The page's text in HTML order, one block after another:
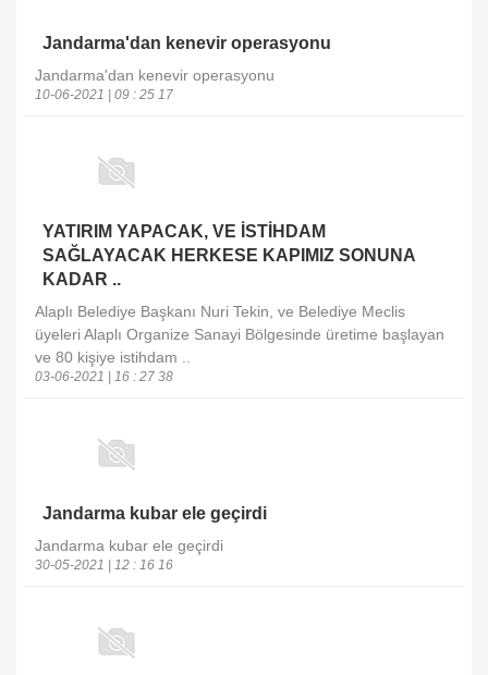
Jandarma'dan kenevir operasyonu
Jandarma'dan kenevir operasyonu
10-06-2021 | 09 : 25 17
YATIRIM YAPACAK, VE İSTİHDAM
SAĞLAYACAK HERKESE KAPIMIZ SONUNA
KADAR ..
Alaplı Belediye Başkanı Nuri Tekin, ve Belediye Meclis
üyeleri Alaplı Organize Sanayi Bölgesinde üretime başlayan
ve 80 kişiye istihdam ..
03-06-2021 | 16 : 27 38
Jandarma kubar ele geçirdi
Jandarma kubar ele geçirdi
30-05-2021 | 12 : 16 16